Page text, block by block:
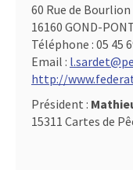
60 Rue de Bourlion
16160 GOND-
Téléphone : 05 45
Email :
http://
Président :
15311 Cartes de